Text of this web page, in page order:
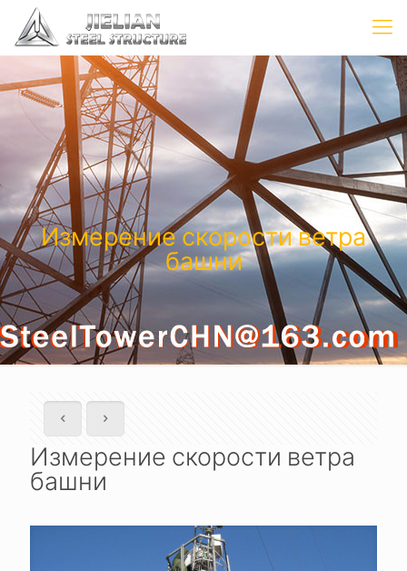
Измерение скорости ветра
башни
Измерение скорости ветра
башни